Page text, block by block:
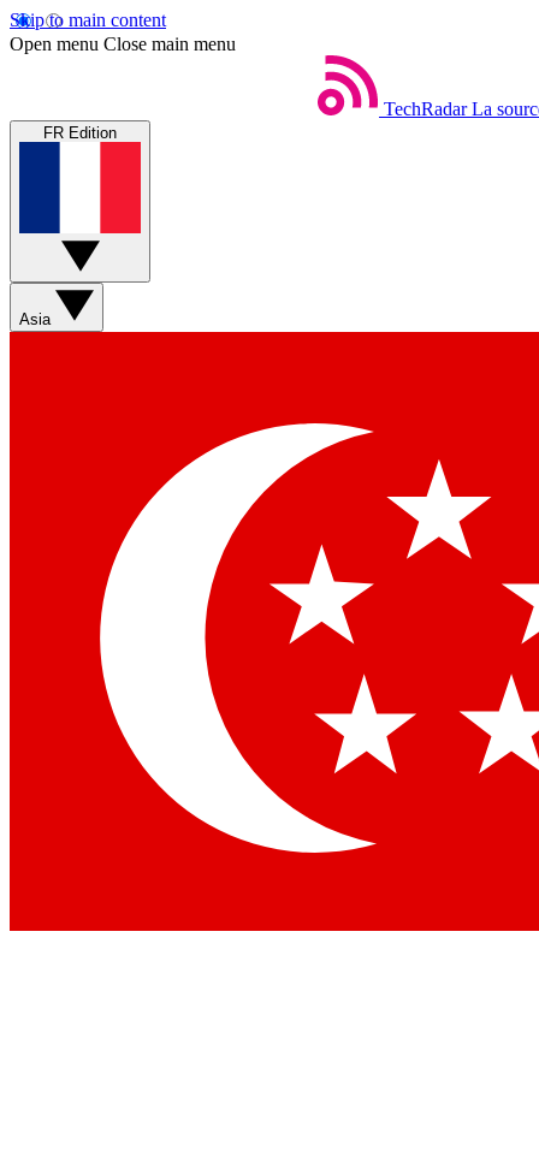
Skip to main content
Open menu Close main menu
TechRadar La
FR Edition
Asia